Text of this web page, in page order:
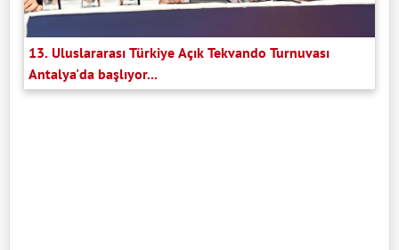
13. Uluslararası Türkiye Açık Tekvando Turnuvası
Antalya'da başlıyor...